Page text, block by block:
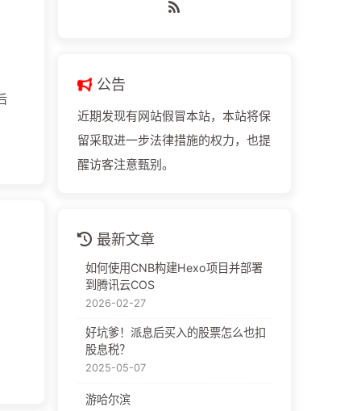
公告
近期发现有网站假冒本站，本站将保
留采取进一步法律措施的权力，也提
醒访客注意甄别。
最新文章
如何使用CNB构建Hexo项目并部署
到腾讯云COS
2026-02-27
好坑爹！派息后买入的股票怎么也扣
股息税？
2025-05-07
游哈尔滨